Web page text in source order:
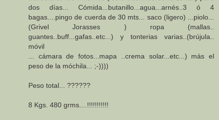
dos días... Cómida...butanillo...agua...arnés..3 ó 4
bagas....pingo de cuerda de 30 mts... saco (ligero) ...piolo...
(Grivel Jorasses ) ropa (mallas..
guantes..buff...gafas..etc...) y tonterias varias..(brújula..
móvil
... cámara de fotos...mapa ..crema solar...etc...) más el
peso de la móchila... ;-))))
Peso total... ??????
8 Kgs. 480 grms....!!!!!!!!!!!